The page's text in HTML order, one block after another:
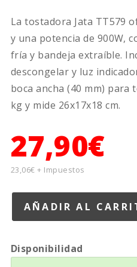
La tostadora Jata TT579
y una potencia de 900W,
fría y bandeja extraíble.
descongelar y luz
boca ancha (40 mm) para
kg y mide 26x17x18 cm.
27,90€
23,06€ + Impuestos
Disponibilidad